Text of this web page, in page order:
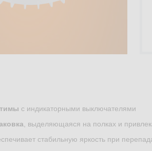
с индикаторными выключателями
, выделяющаяся на полках и
стабильную яркость при